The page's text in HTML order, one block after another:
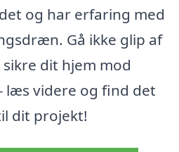
og har erfaring med
Gå ikke glip af
dit hjem mod
videre og find det
dit projekt!